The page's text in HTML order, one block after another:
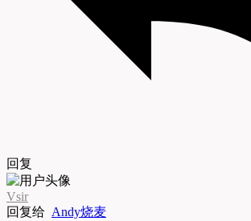
回复
Vsir
回复给 Andy烧麦